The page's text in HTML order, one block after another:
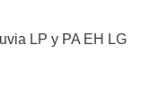
LP y PA EH LG